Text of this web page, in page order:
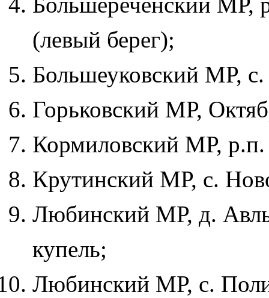
(левый берег);
Большеуковский МР,
Горьковский МР,
Кормиловский МР,
Крутинский МР, с.
Любинский МР, д.
купель;
Любинский МР, с.